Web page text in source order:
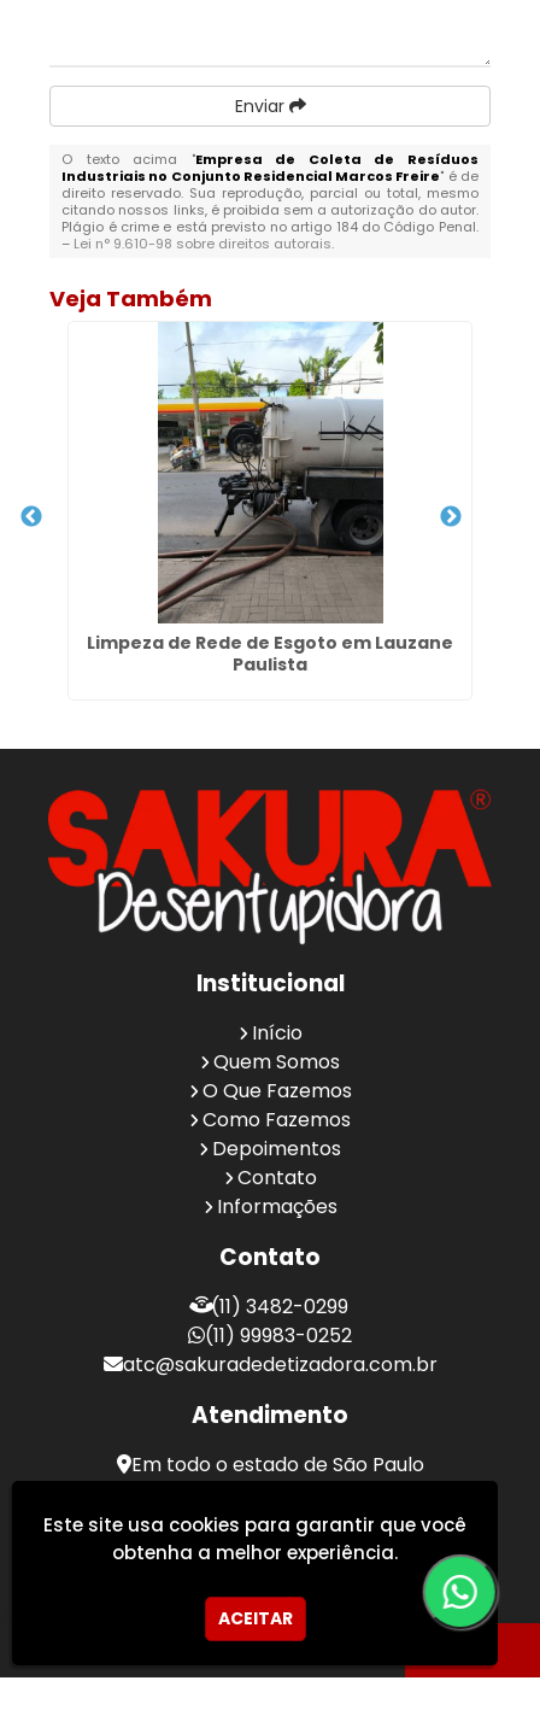
Enviar
O texto acima "Empresa de Coleta de Resíduos
Industriais no Conjunto Residencial Marcos Freire" é de
direito reservado. Sua reprodução, parcial ou total, mesmo
citando nossos links, é proibida sem a autorização do autor.
Plágio é crime e está previsto no artigo 184 do Código Penal.
– Lei n° 9.610-98 sobre direitos autorais.
Veja Também
Limpeza de Rede de Esgoto em Lauzane
Paulista
Institucional
Início
Quem Somos
O Que Fazemos
Como Fazemos
Depoimentos
Contato
Informações
Contato
(11) 3482-0299
(11) 99983-0252
atc@sakuradedetizadora.com.br
Atendimento
Em todo o estado de São Paulo
Este site usa cookies para garantir que você
obtenha a melhor experiência.
ACEITAR